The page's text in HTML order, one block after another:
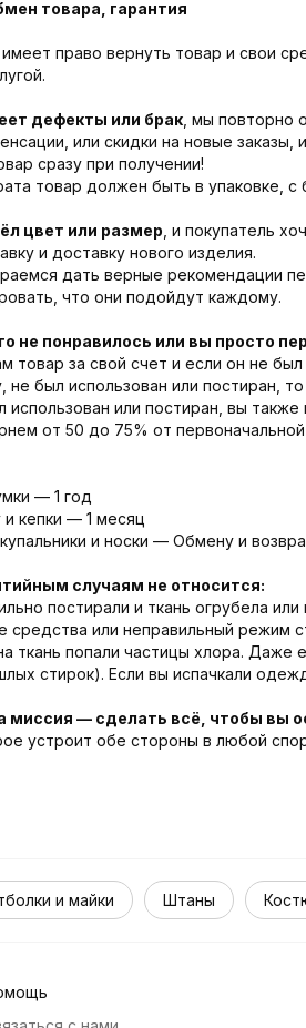
товара, гарантия
право вернуть товар и свои
дефекты или брак , мы повторно
или скидки на новые заказы,
сразу при получении!
товар должен быть в упаковке, с
цвет или размер , и покупатель
и доставку нового изделия.
дать верные рекомендации
что они подойдут каждому.
не понравилось или вы просто
товар за свой счет и если он не
не был использован или постиран,
использован или постиран, вы
от 50 до 75% от
— 1 год
кепки — 1 месяц
и носки — Обмену и
случаям не относится:
постирали и ткань огрубела
средства или неправильный режим
ткань попали частицы хлора. Даже
стирок). Если вы испачкали
миссия — сделать всё, чтобы вы
устроит обе стороны в любой
и майки Штаны